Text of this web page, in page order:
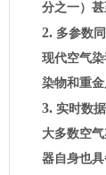
分之一）
2. 多参数
现代空气
染物和重
3. 实时数
大多数空
器自身也